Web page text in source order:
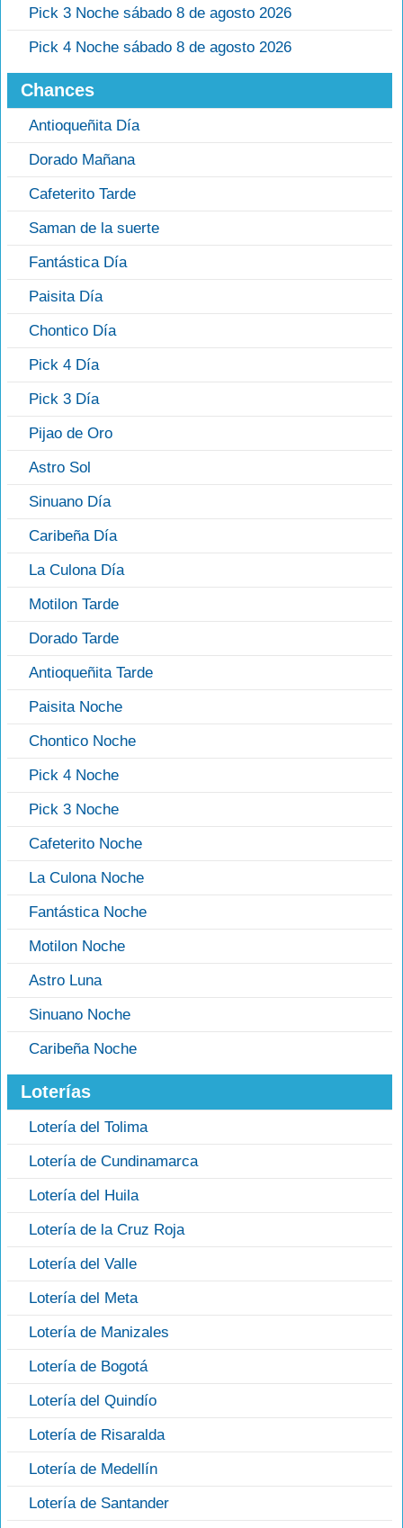
Pick 3 Noche sábado 8 de agosto 2026
Pick 4 Noche sábado 8 de agosto 2026
Chances
Antioqueñita Día
Dorado Mañana
Cafeterito Tarde
Saman de la suerte
Fantástica Día
Paisita Día
Chontico Día
Pick 4 Día
Pick 3 Día
Pijao de Oro
Astro Sol
Sinuano Día
Caribeña Día
La Culona Día
Motilon Tarde
Dorado Tarde
Antioqueñita Tarde
Paisita Noche
Chontico Noche
Pick 4 Noche
Pick 3 Noche
Cafeterito Noche
La Culona Noche
Fantástica Noche
Motilon Noche
Astro Luna
Sinuano Noche
Caribeña Noche
Loterías
Lotería del Tolima
Lotería de Cundinamarca
Lotería del Huila
Lotería de la Cruz Roja
Lotería del Valle
Lotería del Meta
Lotería de Manizales
Lotería de Bogotá
Lotería del Quindío
Lotería de Risaralda
Lotería de Medellín
Lotería de Santander